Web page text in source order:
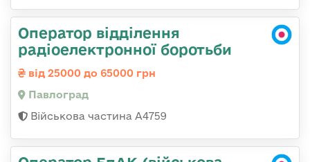
Оператор відділення
радіоелектронної боротьби
від 25000 до 65000 грн
Павлоград
Військова частина А4759